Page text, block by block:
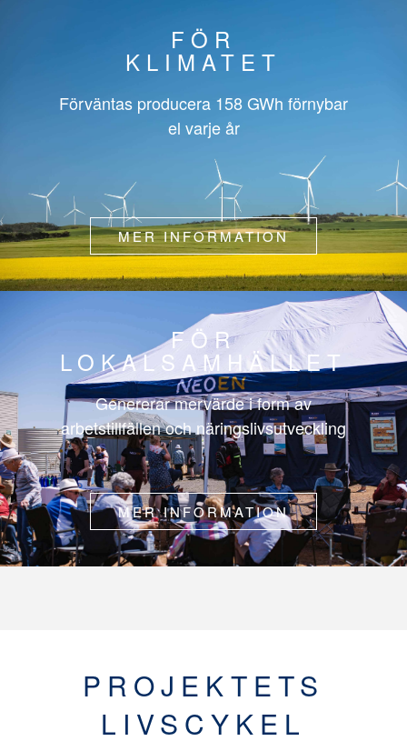
FÖR
KLIMATET
Förväntas producera 158 GWh förnybar
el varje år
MER INFORMATION
FÖR
LOKALSAMHÄLLET
Genererar mervärde i form av
arbetstillfällen och näringslivsutveckling
MER INFORMATION
PROJEKTETS
LIVSCYKEL